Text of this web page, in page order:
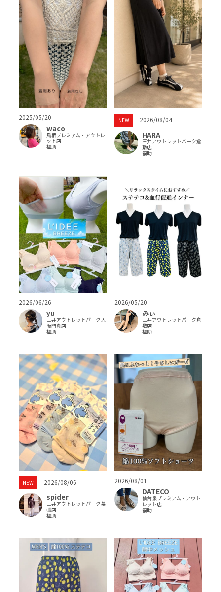
2025/05/20
waco
鳥栖プレミアム・アウトレ
ット店
福助
NEW 2026/08/04
HARA
三井アウトレットパーク倉
敷店
福助
2026/06/26
yu
三井アウトレットパーク大
阪門真店
福助
2026/05/20
みぃ
三井アウトレットパーク倉
敷店
福助
NEW 2026/08/06
spider
三井アウトレットパーク幕
張店
福助
2026/08/01
DATECO
仙台泉プレミアム・アウト
レット店
福助